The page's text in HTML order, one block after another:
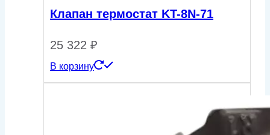
Клапан термостат KT-8N-71
25 322 ₽
В корзину